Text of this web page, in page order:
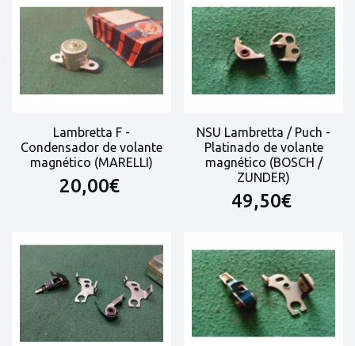
Lambretta F -
Condensador de volante
magnético (MARELLI)
20,00€
NSU Lambretta / Puch -
Platinado de volante
magnético (BOSCH /
ZUNDER)
49,50€